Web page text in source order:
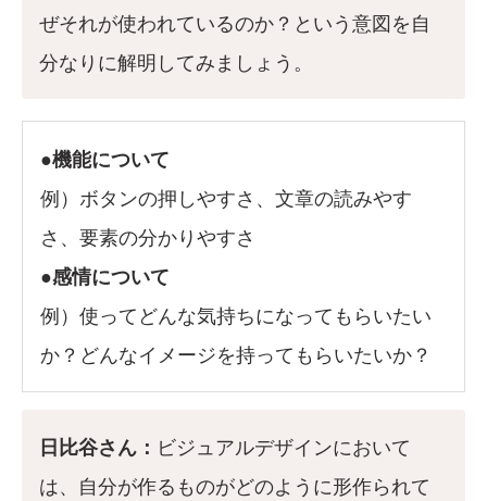
ぜそれが使われているのか？という意図を自
分なりに解明してみましょう。
●機能について
例）ボタンの押しやすさ、文章の読みやす
さ、要素の分かりやすさ
●感情について
例）使ってどんな気持ちになってもらいたい
か？どんなイメージを持ってもらいたいか？
日比谷さん： ビジュアルデザインにおいて
は、自分が作るものがどのように形作られて